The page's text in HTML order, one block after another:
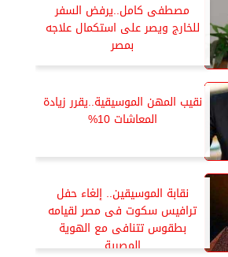
مصطفى كامل..يرفض السفر
للخارج ويصر على استكمال علاجه
بمصر
نقيب المهن الموسيقية..يقرر زيادة
المعاشات 10%
نقابة الموسيقين.. إلغاء حفل
ترافيس سكوت فى مصر لقيامه
بطقوس تتنافى مع الهوية
المصرية